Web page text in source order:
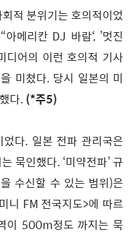
적 분위기는 호의적이었
메리칸 DJ 바람‘, ’멋진
디어의 이런 호의적 기사
미쳤다. 당시 일본의 미
다. (*주5)
다. 일본 전파 관리국은
묵인했다. ‘미약전파’ 규
수신할 수 있는 범위)은
니 FM 전국지도>에 따르
이 500m정도 까지는 묵